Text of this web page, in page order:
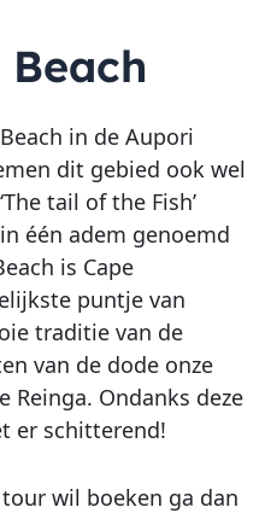
in de Aupori
dit gebied ook wel
tail of the Fish’
één adem genoemd
is Cape
puntje van
traditie van de
van de dode onze
Reinga. Ondanks deze
er schitterend!
wil boeken ga dan